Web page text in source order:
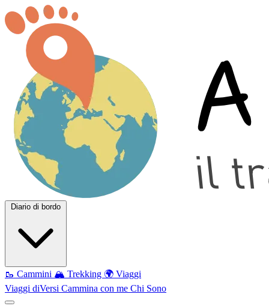
Diario di bordo
🥾 Cammini 🏔️ Trekking 🌍 Viaggi
Viaggi diVersi Cammina con me Chi Sono